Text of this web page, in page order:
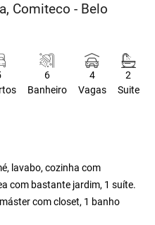
Comiteco - Belo
6
Banheiro
4
Vagas
2
Suite
lavabo, cozinha com
com bastante jardim, 1 suíte.
com closet, 1 banho